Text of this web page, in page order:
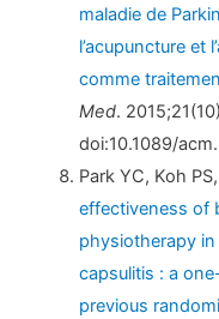
maladie de
l’acupuncture et
comme
Med.
doi:10.1089/
Park YC, Koh
effectiveness of
physiotherapy
capsulitis : a
previous